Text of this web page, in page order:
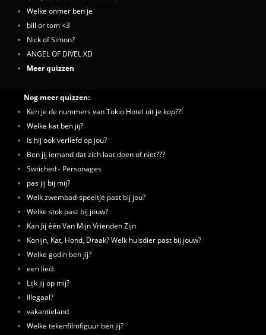
Welke onmer ben je
bill or tom <3
Nick of Simon?
ANGEL OF DIVEL XD
Meer quizzen
Nog meer quizzen:
Ken je de nummers van Tokio Hotel uit je kop??!
Welke kat ben jij?
Is hij ook verliefd op jou?
Ben jij iemand dat zich laat doen of niet???
Swtiched - Personages
pas jij bij mij?
Welk zwembad-speeltje past bij jou?
Welke stok past bij jouw?
Kan Jij één Van Mijn Vrienden Zijn
Konijn, Kat, Hond, Draak? Welk huisdier past bij jouw?
Welke godin ben jij?
een lied:
Lijk jij op mij?
Illegaal?
vakantieland
Welke tekenfilmfiguur ben jij?